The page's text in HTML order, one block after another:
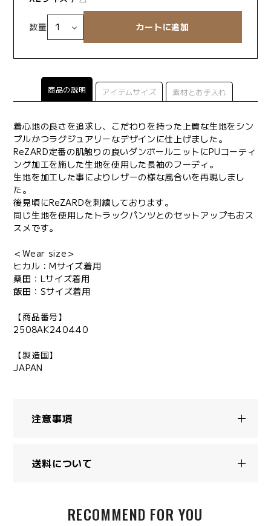
数量
商品の説明 アイテムサイズ 素材とお手入れ
着心地の良さを追求し、こだわりを持った上質な生地をシン
プルかつラグジュアリーなデザインに仕上げました。
ReZARD定番の肌触りの良いダンボールニットにPUコーティ
ング加工を施した生地を使用した長袖のフーディ。
生地を加工した事によりレザーの様な風合いを再現しまし
た。
後見頃にReZARDを刺繍しております。
同じ生地を使用したトラックパンツとのセットアップもおス
スメです。
＜Wear size＞
ヒカル：Mサイズ着用
桑田：Lサイズ着用
飯田：Sサイズ着用
【商品番号】
2508AK240440
【製造国】
JAPAN
注意事項
送料について
RECOMMEND FOR YOU